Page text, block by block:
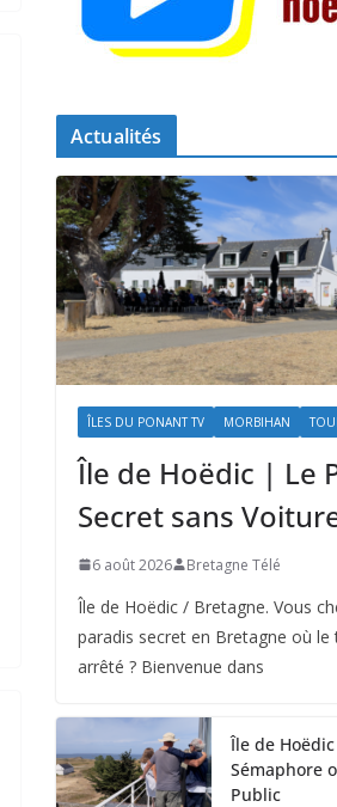
Actualités
ÎLES DU PONANT TV MORBIHAN
Île de Hoëdic | Le
Secret sans
6 août 2026 Bretagne Télé
Île de Hoëdic / Bretagne. Vous
paradis secret en Bretagne où le
arrêté ? Bienvenue dans
Île de
Sémaphore
Public